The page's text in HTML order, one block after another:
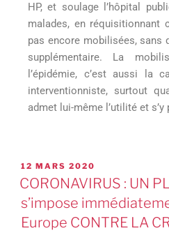
HP, et soulage l’hôpital
malades, en réquisitionnant
pas encore mobilisées, sans
supplémentaire. La
l’épidémie, c’est aussi la
interventionniste, surtout
admet lui-même l’utilité et s’y
12 MARS 2020
CORONAVIRUS : UN
s’impose
Europe CONTRE LA